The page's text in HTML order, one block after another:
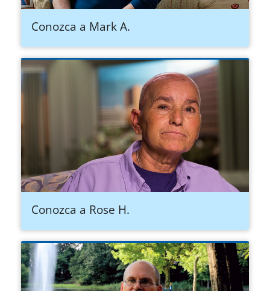
Conozca a Mark A.
Conozca a Rose H.